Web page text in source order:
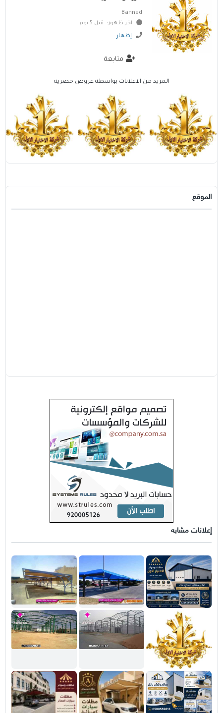
Banned
اخر ظهور: قبل 5 يوم
إظهار
متابعة
المزيد من الاعلانات بواسطة عروض حصرية
الموقع
إعلانات مشابه